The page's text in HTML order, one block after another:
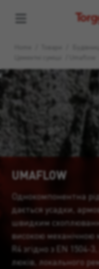
UMAFLOW
Однокомпонентна
дається усадки,
швидким
високою механічною
R4 згідно з EN
люків, локального